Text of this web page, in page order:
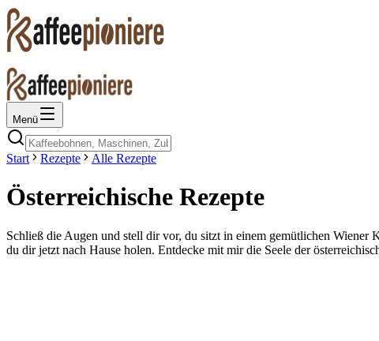
Menü
Start Rezepte Alle Rezepte
Österreichische Rezepte
Schließ die Augen und stell dir vor, du sitzt in einem gemütlichen
du dir jetzt nach Hause holen. Entdecke mit mir die Seele der